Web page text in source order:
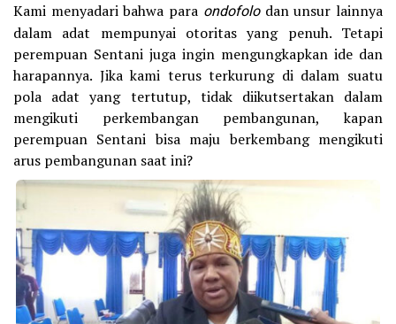
Kami menyadari bahwa para ondofolo dan unsur lainnya
dalam adat mempunyai otoritas yang penuh. Tetapi
perempuan Sentani juga ingin mengungkapkan ide dan
harapannya. Jika kami terus terkurung di dalam suatu
pola adat yang tertutup, tidak diikutsertakan dalam
mengikuti perkembangan pembangunan, kapan
perempuan Sentani bisa maju berkembang mengikuti
arus pembangunan saat ini?